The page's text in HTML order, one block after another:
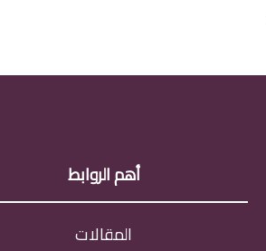
أهم الروابط
المقالات